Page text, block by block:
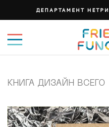
ДЕПАРТАМЕНТ
КНИГА ДИЗАЙН ВСЕГО